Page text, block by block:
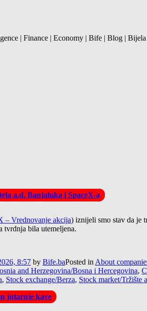
| Finance | Economy | Bife | Blog |
a.d. Banjaluka i SpaceX-a
– Vrednovanje akcija) iznijeli smo stav da je
tvrdnja bila utemeljena.
8:57 by Bife.baPosted in About
and Herzegovina/Bosna i Hercegovina,
, Stock exchange/Berza, Stock market/Tržište
jutarnje kave